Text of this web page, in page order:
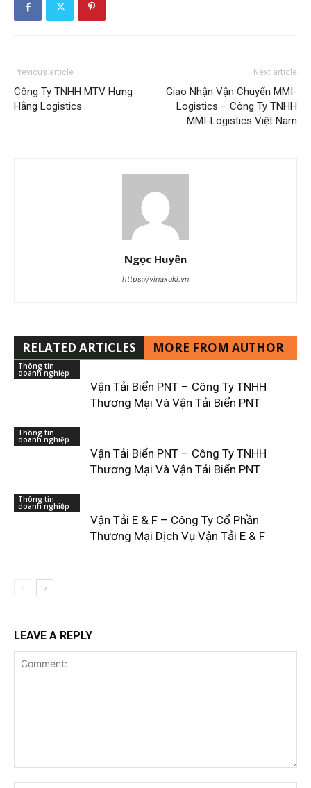
Previous article
Công Ty TNHH MTV Hưng
Hằng Logistics
Next article
Giao Nhận Vận Chuyển MMI-
Logistics – Công Ty TNHH
MMI-Logistics Việt Nam
Ngọc Huyên
https://vinaxuki.vn
RELATED ARTICLES MORE FROM AUTHOR
Thông tin
doanh nghiệp
Vận Tải Biển PNT – Công Ty TNHH
Thương Mại Và Vận Tải Biển PNT
Thông tin
doanh nghiệp
Vận Tải Biển PNT – Công Ty TNHH
Thương Mại Và Vận Tải Biển PNT
Thông tin
doanh nghiệp
Vận Tải E & F – Công Ty Cổ Phần
Thương Mại Dịch Vụ Vận Tải E & F
LEAVE A REPLY